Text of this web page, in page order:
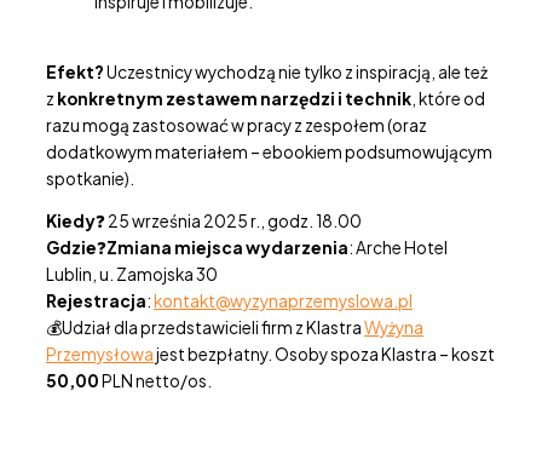
Efekt?Uczestnicy wychodzą nie tylko z inspiracją, ale też
z konkretnym zestawem narzędzi i technik , które od
razu mogą zastosować w pracy z zespołem (oraz
dodatkowym materiałem – ebookiem podsumowującym
spotkanie).
Kiedy❓ 25 września 2025 r., godz. 18.00
Gdzie❓Zmiana miejsca wydarzenia: Arche Hotel
Lublin, u. Zamojska 30
Rejestracja: kontakt@wyzynaprzemyslowa.pl
💰Udział dla przedstawicieli firm z KlastraWyżyna
Przemysłowajest bezpłatny. Osoby spoza Klastra – koszt
50,00 PLN netto/os.